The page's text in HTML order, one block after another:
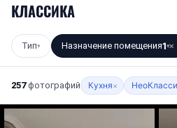
КЛАССИКА
Тип▾ Назначение помещения1▾✕
257фотографий Кухня×